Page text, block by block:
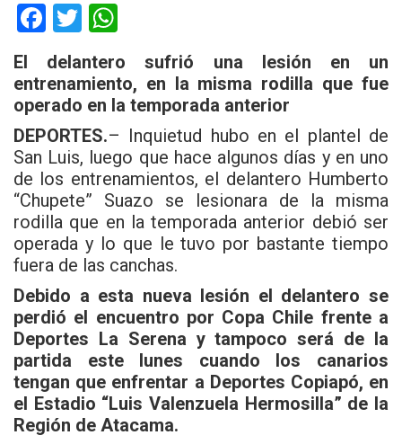
F
a
ce
b
o
o
k
T
wi
tt
er
at
s
A
p
p
El delantero sufrió una lesión en un
entrenamiento, en la misma rodilla que fue
operado en la temporada anterior
DEPORTES.– Inquietud hubo en el plantel de
San Luis, luego que hace algunos días y en uno
de los entrenamientos, el delantero Humberto
“Chupete” Suazo se lesionara de la misma
rodilla que en la temporada anterior debió ser
operada y lo que le tuvo por bastante tiempo
fuera de las canchas.
Debido a esta nueva lesión el delantero se
perdió el encuentro por Copa Chile frente a
Deportes La Serena y tampoco será de la
partida este lunes cuando los canarios
tengan que enfrentar a Deportes Copiapó, en
el Estadio “Luis Valenzuela Hermosilla” de la
Región de Atacama.